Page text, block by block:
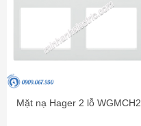
Mặt nạ Hager 2 lỗ WGMCH2